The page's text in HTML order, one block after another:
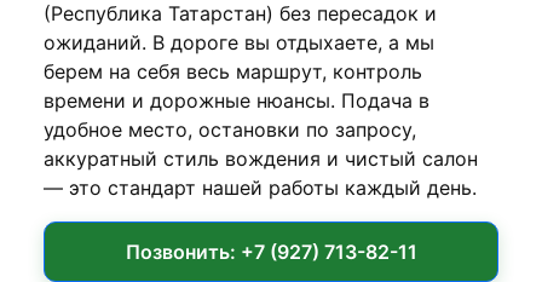
(Республика Татарстан) без пересадок и
ожиданий. В дороге вы отдыхаете, а мы
берем на себя весь маршрут, контроль
времени и дорожные нюансы. Подача в
удобное место, остановки по запросу,
аккуратный стиль вождения и чистый салон
— это стандарт нашей работы каждый день.
Позвонить: +7 (927) 713-82-11